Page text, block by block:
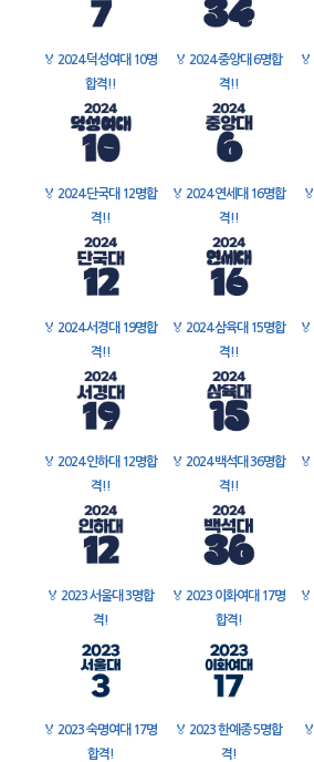
🏅 2024 덕성여대 10명
합격!!
🏅 2024 중앙대 6명합
격!!
🏅
🏅 2024 단국대 12명합
격!!
🏅 2024 연세대 16명합
격!!
🏅
🏅 2024 서경대 19명합
격!!
🏅 2024 삼육대 15명합
격!!
🏅
🏅 2024 인하대 12명합
격!!
🏅 2024 백석대 36명합
격!!
🏅
🏅 2023 서울대 3명합
격!
🏅 2023 이화여대 17명
합격!
🏅
🏅 2023 숙명여대 17명
합격!
🏅 2023 한예종 5명합
격!
🏅